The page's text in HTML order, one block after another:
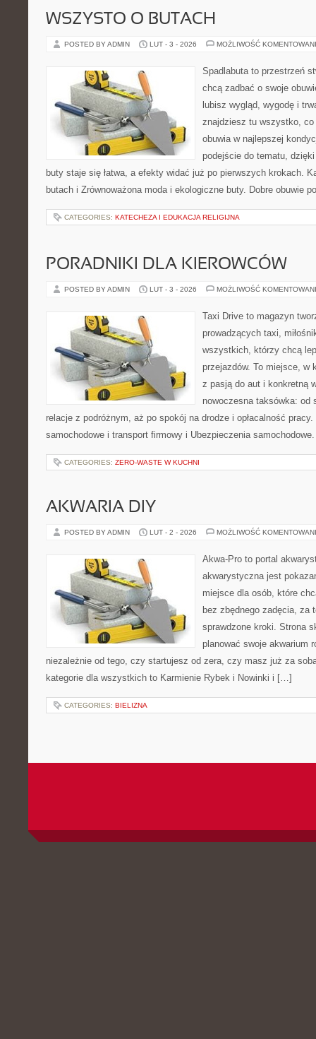
WSZYSTO O BUTACH
POSTED BY ADMIN LUT - 3 - 2026 MOŻLIWOŚĆ
Spadlabuta to przestrzeń
chcą zadbać o swoje
lubisz wygląd, wygodę i
znajdziesz tu wszystko,
obuwia w najlepszej
podejście do tematu,
buty staje się łatwa, a efekty widać już po pierwszych krokach.
butach i Zrównoważona moda i ekologiczne buty. Dobre obuwie
CATEGORIES: KATECHEZA I EDUKACJA RELIGIJNA
PORADNIKI DLA KIEROWCÓW
POSTED BY ADMIN LUT - 3 - 2026 MOŻLIWOŚĆ
Taxi Drive to magazyn
prowadzących taxi,
wszystkich, którzy chcą
przejazdów. To miejsce, w
z pasją do aut i konkretną
nowoczesna taksówka: od
relacje z podróżnym, aż po spokój na drodze i opłacalność
samochodowe i transport firmowy i Ubezpieczenia
CATEGORIES: ZERO-WASTE W KUCHNI
AKWARIA DIY
POSTED BY ADMIN LUT - 2 - 2026 MOŻLIWOŚĆ
Akwa-Pro to portal
akwarystyczna jest
miejsce dla osób, które
bez zbędnego zadęcia, za
sprawdzone kroki. Strona
planować swoje akwarium
niezależnie od tego, czy startujesz od zera, czy masz już za
kategorie dla wszystkich to Karmienie Rybek i Nowinki i […]
CATEGORIES: BIELIZNA